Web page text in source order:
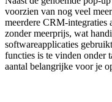
voorzien van nog veel
meerdere CRM-integraties
zonder meerprijs, wat
softwareapplicaties
functies is te vinden onder
aantal belangrijke voor je